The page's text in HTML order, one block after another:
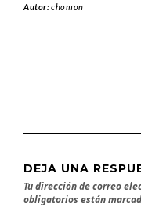
Autor:chomon
DEJA UNA
Tu dirección de correo
obligatorios están